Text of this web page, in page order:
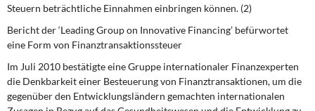
Steuern beträchtliche Einnahmen einbringen können. (2)
Bericht der ‘Leading Group on Innovative Financing’ befürwortet
eine Form von Fi­nanztransaktionssteuer
Im Juli 2010 bestätigte eine Gruppe internationaler Finanzexperten
die Denkbarkeit einer Besteu­erung von Finanztransaktionen, um die
gegenüber den Entwicklungsländern gemachten interna­tionalen